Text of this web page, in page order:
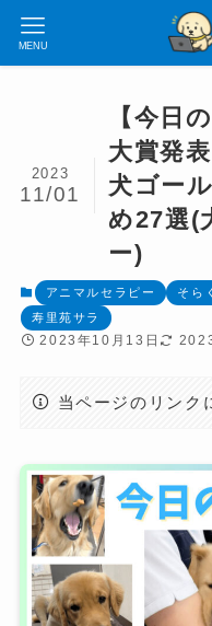
MENU
【今日
大賞発
犬ゴー
め27選(
ー)
2023
11/01
アニマルセラピー そら
寿里苑サラ
2023年10月13日
当ページのリンク